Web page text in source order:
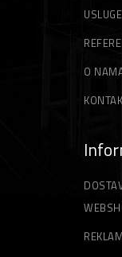
USLUGE
O